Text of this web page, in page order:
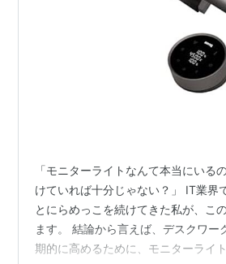
「モニターライトなんて本当にいる
けていれば十分じゃない？」 IT業界
とにらめっこを続けてきた私が、こ
ます。 結論から言えば、デスクワー
期的に高めるために、モニターライ